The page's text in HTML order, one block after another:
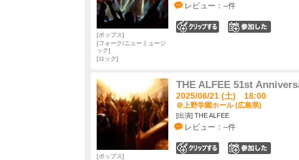
レビュー：--件
ポップス
フォーク/ニューミュージ
ック
ロック
THE ALFEE 51st
2025/06/21 (土) 18:00
＠上野学園ホール (広島県)
[出演] THE ALFEE
レビュー：--件
ポップス